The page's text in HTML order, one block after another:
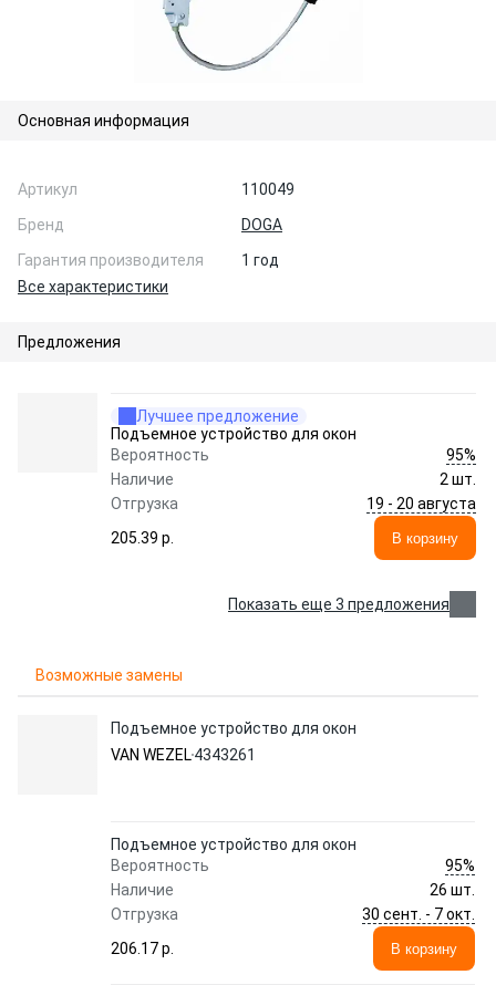
Основная информация
Артикул
110049
Бренд
DOGA
Гарантия производителя
1 год
Все характеристики
Предложения
Лучшее предложение
Подъемное устройство для окон
Вероятность
95%
Наличие
2 шт.
Отгрузка
19 - 20 августа
205.39 p.
В корзину
Показать еще 3 предложения
Возможные замены
Подъемное устройство для окон
VAN WEZEL4343261
Подъемное устройство для окон
Вероятность
95%
Наличие
26 шт.
Отгрузка
30 сент. - 7 окт.
206.17 p.
В корзину